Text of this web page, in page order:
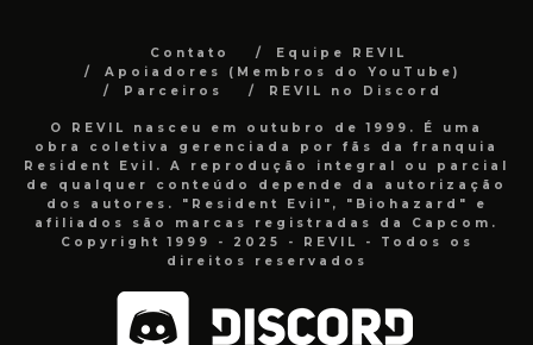
Contato
Equipe REVIL
Apoiadores (Membros do YouTube)
Parceiros
REVIL no Discord
O REVIL nasceu em outubro de 1999. É uma
obra coletiva gerenciada por fãs da franquia
Resident Evil. A reprodução integral ou parcial
de qualquer conteúdo depende da autorização
dos autores. "Resident Evil", "Biohazard" e
afiliados são marcas registradas da Capcom.
Copyright 1999 - 2025 - REVIL - Todos os
direitos reservados